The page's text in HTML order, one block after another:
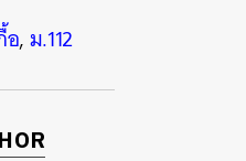
อ,ม.112